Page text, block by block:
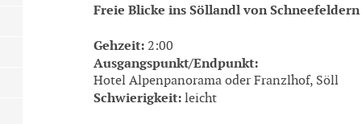
Freie Blicke ins Söllandl von
Gehzeit: 2:00
Ausgangspunkt/Endpunkt:
Hotel Alpenpanorama oder Franzlhof, Söll
Schwierigkeit: leicht